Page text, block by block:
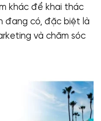
khác để khai thác
đang có, đặc biệt là
và chăm sóc